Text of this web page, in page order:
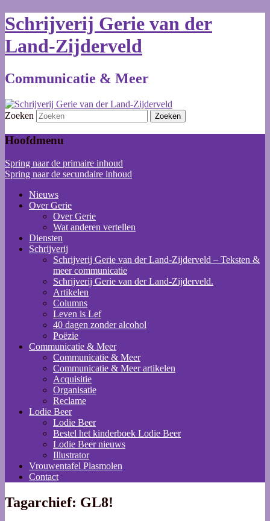
Schrijverij Gerie van der
Land-Zijderveld
Communicatie & Meer
Zoeken
Hoofdmenu
Spring naar de primaire inhoud
Spring naar de secundaire inhoud
Nieuws
Over Gerie
Over Gerie
Wat anderen vertellen
Diensten
Schrijverij
Schrijverij Gerie van der Land-Zijderveld – Teksten &
meer communicatie
Schrijverij Gerie van der Land-Zijderveld.
Artikelen
Columns
Leven is Lef
40 dagen zonder alcohol
Poëzie
Communicatie & Meer
Communicatie & Meer
Communicatie & Meer artikelen
Acquisitie
Organisatie
Reclame
Lodie Beer
Lodie Beer
Bestel het kinderboek Lodie Beer
Lodie Beer nieuws
Illustrator
Vrouwentafel Plasmolen
Contact
Tagarchief: GL8!